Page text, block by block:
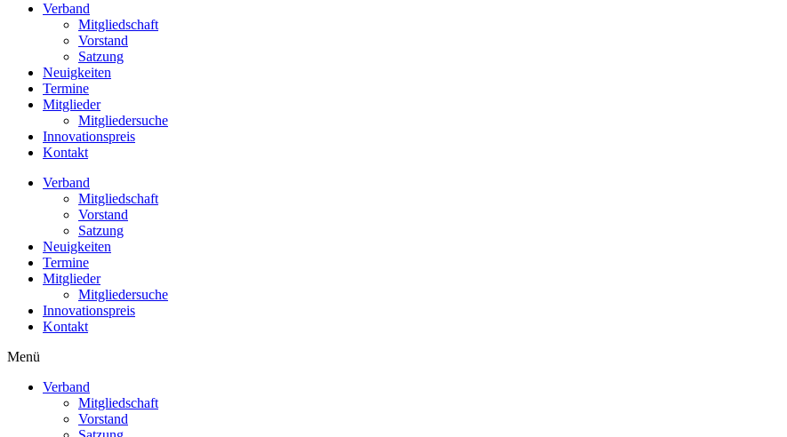
Verband
Mitgliedschaft
Vorstand
Satzung
Neuigkeiten
Termine
Mitglieder
Mitgliedersuche
Innovationspreis
Kontakt
Verband
Mitgliedschaft
Vorstand
Satzung
Neuigkeiten
Termine
Mitglieder
Mitgliedersuche
Innovationspreis
Kontakt
Menü
Verband
Mitgliedschaft
Vorstand